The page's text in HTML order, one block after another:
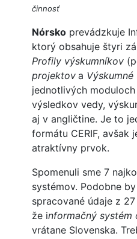
činnosť
Nórsko prevádzkuje
ktorý obsahuje štyri
Profily výskumníkov
projektov a
jednotlivých
výsledkov vedy,
aj v angličtine. Je to
formátu CERIF, avšak
atraktívny prvok.
Spomenuli sme 7
systémov. Podobne
spracované údaje z
že informačný systém
vrátane Slovenska.